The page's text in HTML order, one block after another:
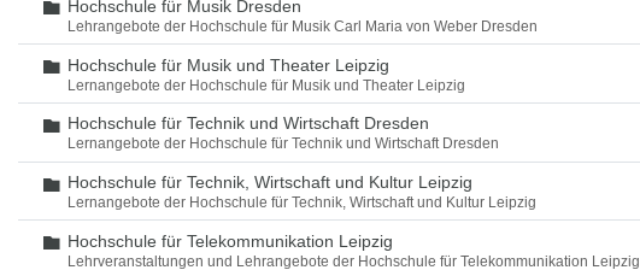
Ordner
Hochschule für Musik Dresden
Lehrangebote der Hochschule für Musik Carl Maria von Weber Dresden
Ordner
Hochschule für Musik und Theater Leipzig
Lernangebote der Hochschule für Musik und Theater Leipzig
Ordner
Hochschule für Technik und Wirtschaft Dresden
Lernangebote der Hochschule für Technik und Wirtschaft Dresden
Ordner
Hochschule für Technik, Wirtschaft und Kultur Leipzig
Lernangebote der Hochschule für Technik, Wirtschaft und Kultur Leipzig
Ordner
Hochschule für Telekommunikation Leipzig
Lehrveranstaltungen und Lehrangebote der Hochschule für Telekommunikation Leipzig